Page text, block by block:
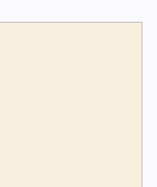
แบบจ่ายปันผล หากจะ
นจะมีการจ่าย